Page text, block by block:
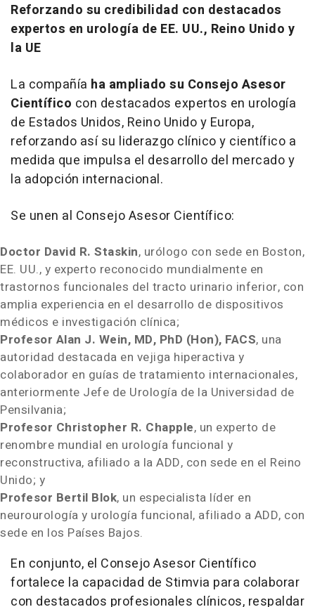
Reforzando su credibilidad con destacados
expertos en urología de EE. UU., Reino Unido y
la UE
La compañía ha ampliado su Consejo Asesor
Científico con destacados expertos en urología
de Estados Unidos, Reino Unido y Europa,
reforzando así su liderazgo clínico y científico a
medida que impulsa el desarrollo del mercado y
la adopción internacional.
Se unen al Consejo Asesor Científico:
Doctor David R. Staskin, urólogo con sede en Boston,
EE. UU., y experto reconocido mundialmente en
trastornos funcionales del tracto urinario inferior, con
amplia experiencia en el desarrollo de dispositivos
médicos e investigación clínica;
Profesor Alan J. Wein, MD, PhD (Hon), FACS, una
autoridad destacada en vejiga hiperactiva y
colaborador en guías de tratamiento internacionales,
anteriormente Jefe de Urología de la Universidad de
Pensilvania;
Profesor Christopher R. Chapple, un experto de
renombre mundial en urología funcional y
reconstructiva, afiliado a la ADD, con sede en el Reino
Unido; y
Profesor Bertil Blok, un especialista líder en
neurourología y urología funcional, afiliado a ADD, con
sede en los Países Bajos.
En conjunto, el Consejo Asesor Científico
fortalece la capacidad de Stimvia para colaborar
con destacados profesionales clínicos, respaldar